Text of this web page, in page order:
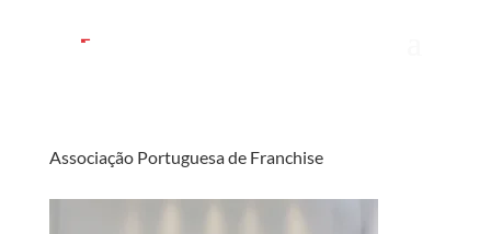
Associação Portuguesa de Franchise